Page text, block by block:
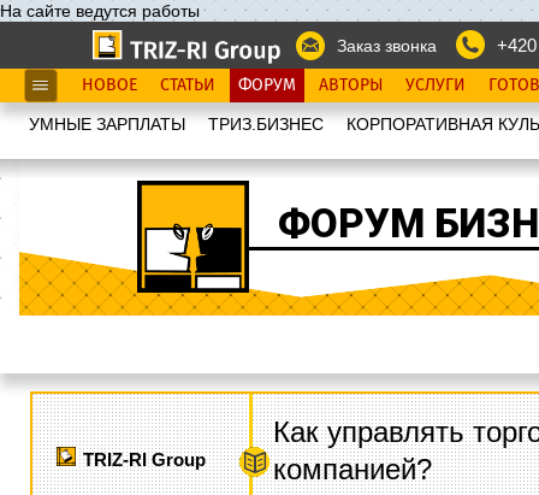
На сайте ведутся работы
Заказ звонка
НОВОЕ СТАТЬИ ФОРУМ АВТОРЫ УСЛУГИ
УМНЫЕ ЗАРПЛАТЫ ТРИЗ.БИЗНЕС КОРПОРАТИВНАЯ
ФОРУМ
TRIZ-RI Group
Как управлять
компанией?